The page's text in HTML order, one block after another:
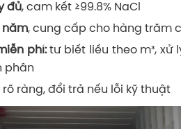
đủ, cam kết ≥99.8% NaCl
năm, cung cấp cho hàng trăm
phí:tư biết liều theo m³, xử
phân
rõ ràng, đổi trả nếu lỗi kỹ thuật